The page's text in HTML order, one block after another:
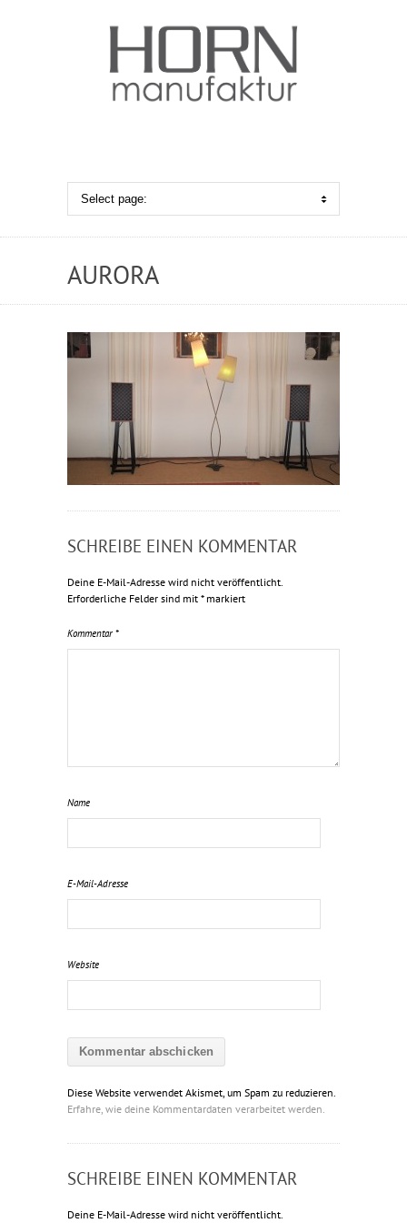
AURORA
SCHREIBE EINEN KOMMENTAR
Deine E-Mail-Adresse wird nicht veröffentlicht.
Erforderliche Felder sind mit *markiert
Kommentar *
Name
E-Mail-Adresse
Website
Diese Website verwendet Akismet, um Spam zu reduzieren.
Erfahre, wie deine Kommentardaten verarbeitet werden.
SCHREIBE EINEN KOMMENTAR
Deine E-Mail-Adresse wird nicht veröffentlicht.